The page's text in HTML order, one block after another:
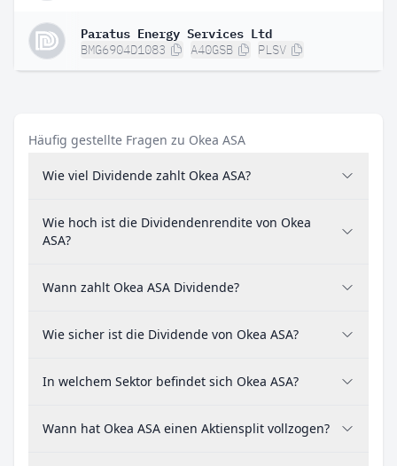
Paratus Energy Services Ltd
BMG6904D1083 A40GSB PLSV
Häufig gestellte Fragen zu Okea ASA
Wie viel Dividende zahlt Okea ASA?
Wie hoch ist die Dividendenrendite von Okea
ASA?
Wann zahlt Okea ASA Dividende?
Wie sicher ist die Dividende von Okea ASA?
In welchem Sektor befindet sich Okea ASA?
Wann hat Okea ASA einen Aktiensplit vollzogen?